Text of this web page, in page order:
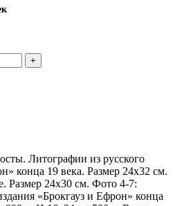
Литографии из русского
конца 19 века. Размер 24х32 см.
Размер 24х30 см. Фото 4-7:
«Брокгауз и Ефрон» конца